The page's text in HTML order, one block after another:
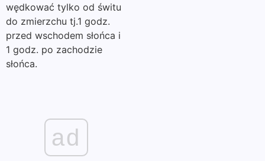
wędkować tylko od świtu
do zmierzchu tj.1 godz.
przed wschodem słońca i
1 godz. po zachodzie
słońca.
ad